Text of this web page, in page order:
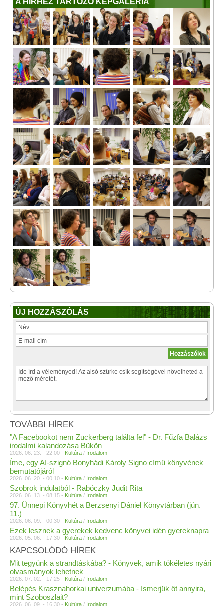
ÚJ HOZZÁSZÓLÁS
TOVÁBBI HÍREK
"A Facebookot nem Zuckerberg találta fel" - Dr. Fűzfa Balázs
irodalmi kalandozása Bükön
2026. 06. 23. - 22:00 - Kultúra / Irodalom
Íme, egy AI-szignó Bonyhádi Károly Signo című könyvének
bemutatójáról
2026. 06. 20. - 00:10 - Kultúra / Irodalom
Szobrok indulatból - Rabóczky Judit Rita
2026. 06. 13. - 08:15 - Kultúra / Irodalom
97. Ünnepi Könyvhét a Berzsenyi Dániel Könyvtárban (jún.
11.)
2026. 06. 09. - 00:30 - Kultúra / Irodalom
Ezek lesznek a gyerekek kedvenc könyvei idén gyereknapra
2026. 05. 06. - 17:30 - Kultúra / Irodalom
KAPCSOLÓDÓ HÍREK
Mit tegyünk a strandtáskába? - Könyvek, amik tökéletes nyári
olvasmányok lehetnek
2026. 07. 02. - 17:25 - Kultúra / Irodalom
Belépés Krasznahorkai univerzumába - Ismerjük őt annyira,
mint Szoboszlait?
2026. 06. 09. - 16:30 - Kultúra / Irodalom